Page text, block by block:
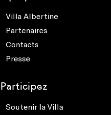
Villa Albertine
Partenaires
Contacts
Presse
Participez
Soutenir la Villa